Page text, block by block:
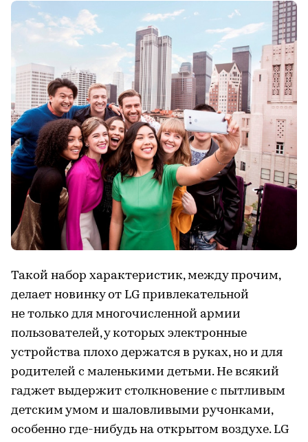
Такой набор характеристик, между прочим,
делает новинку от LG привлекательной
не только для многочисленной армии
пользователей, у которых электронные
устройства плохо держатся в руках, но и для
родителей с маленькими детьми. Не всякий
гаджет выдержит столкновение с пытливым
детским умом и шаловливыми ручонками,
особенно где-нибудь на открытом воздухе. LG